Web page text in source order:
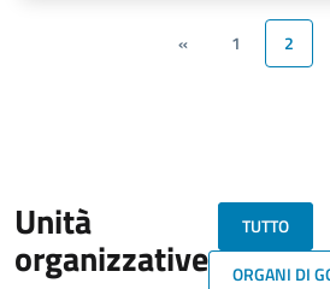
« 1 2
Unità
organizzative
TUTTO
ORGANI DI